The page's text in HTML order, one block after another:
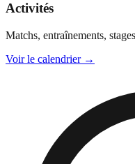
Activités
Matchs, entraînements,
Voir le calendrier→